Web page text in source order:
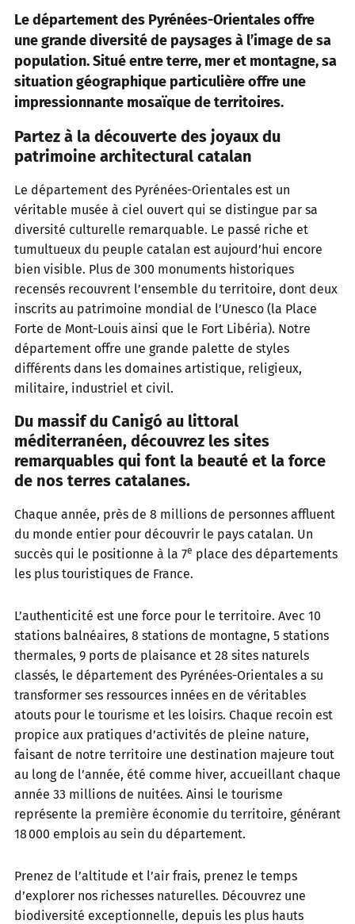
Le département des Pyrénées-Orientales offre
une grande diversité de paysages à l’image de sa
population. Situé entre terre, mer et montagne, sa
situation géographique particulière offre une
impressionnante mosaïque de territoires.
Partez à la découverte des joyaux du
patrimoine architectural catalan
Le département des Pyrénées-Orientales est un
véritable musée à ciel ouvert qui se distingue par sa
diversité culturelle remarquable. Le passé riche et
tumultueux du peuple catalan est aujourd’hui encore
bien visible. Plus de 300 monuments historiques
recensés recouvrent l’ensemble du territoire, dont deux
inscrits au patrimoine mondial de l’Unesco (la Place
Forte de Mont-Louis ainsi que le Fort Libéria). Notre
département offre une grande palette de styles
différents dans les domaines artistique, religieux,
militaire, industriel et civil.
Du massif du Canigó au littoral
méditerranéen, découvrez les sites
remarquables qui font la beauté et la force
de nos terres catalanes.
Chaque année, près de 8 millions de personnes affluent
du monde entier pour découvrir le pays catalan. Un
succès qui le positionne à la 7e place des départements
les plus touristiques de France.
L’authenticité est une force pour le territoire. Avec 10
stations balnéaires, 8 stations de montagne, 5 stations
thermales, 9 ports de plaisance et 28 sites naturels
classés, le département des Pyrénées-Orientales a su
transformer ses ressources innées en de véritables
atouts pour le tourisme et les loisirs. Chaque recoin est
propice aux pratiques d’activités de pleine nature,
faisant de notre territoire une destination majeure tout
au long de l’année, été comme hiver, accueillant chaque
année 33 millions de nuitées. Ainsi le tourisme
représente la première économie du territoire, générant
18 000 emplois au sein du département.
Prenez de l’altitude et l’air frais, prenez le temps
d’explorer nos richesses naturelles. Découvrez une
biodiversité exceptionnelle, depuis les plus hauts